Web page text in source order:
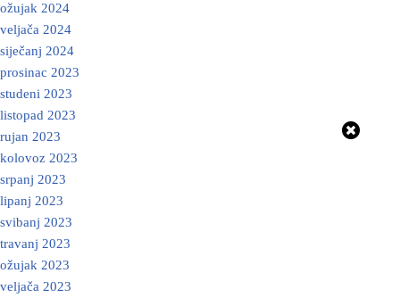
ožujak 2024
veljača 2024
siječanj 2024
prosinac 2023
studeni 2023
listopad 2023
rujan 2023
kolovoz 2023
srpanj 2023
lipanj 2023
svibanj 2023
travanj 2023
ožujak 2023
veljača 2023